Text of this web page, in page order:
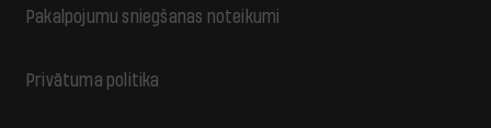
Pakalpojumu sniegšanas noteikumi
Privātuma politika